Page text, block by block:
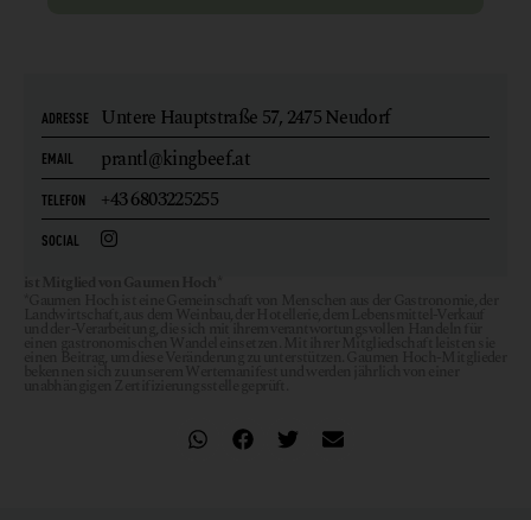
ADRESSE Untere Hauptstraße 57, 2475 Neudorf
EMAIL prantl@kingbeef.at
TELEFON +43 6803225255
SOCIAL